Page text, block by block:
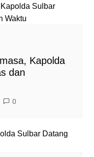
Kapolda
dan
0